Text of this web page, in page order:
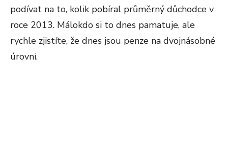
podívat na to, kolik pobíral průměrný důchodce v
roce 2013. Málokdo si to dnes pamatuje, ale
rychle zjistíte, že dnes jsou penze na dvojnásobné
úrovni.